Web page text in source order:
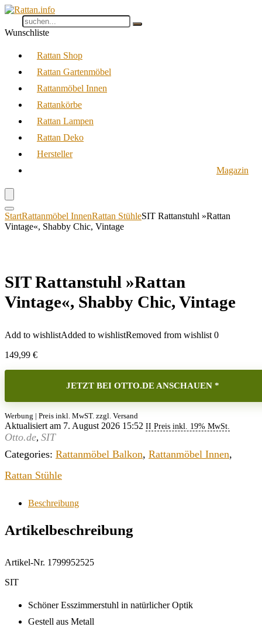
Wunschliste
Rattan Shop
Rattan Gartenmöbel
Rattanmöbel Innen
Rattankörbe
Rattan Lampen
Rattan Deko
Hersteller
Magazin
StartRattanmöbel InnenRattan StühleSIT Rattanstuhl »Rattan
Vintage«, Shabby Chic, Vintage
SIT Rattanstuhl »Rattan
Vintage«, Shabby Chic, Vintage
Add to wishlistAdded to wishlistRemoved from wishlist 0
149,99 €
JETZT BEI OTTO.DE ANSCHAUEN *
Werbung | Preis inkl. MwST. zzgl. Versand
Aktualisiert am 7. August 2026 15:52 II Preis inkl. 19% MwSt.
Otto.de, SIT
Categories: Rattanmöbel Balkon, Rattanmöbel Innen,
Rattan Stühle
Beschreibung
Artikelbeschreibung
Artikel-Nr. 1799952525
SIT
Schöner Esszimmerstuhl in natürlicher Optik
Gestell aus Metall